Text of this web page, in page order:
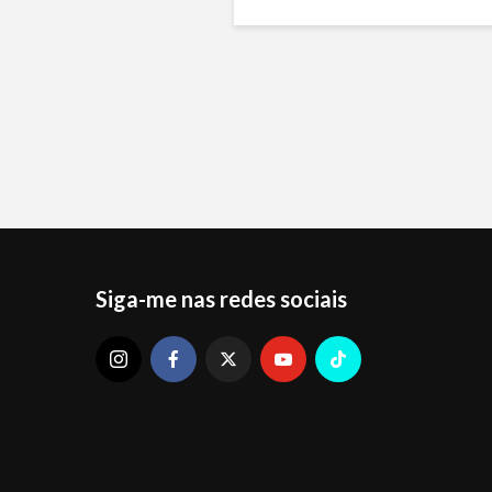
Siga-me nas redes sociais